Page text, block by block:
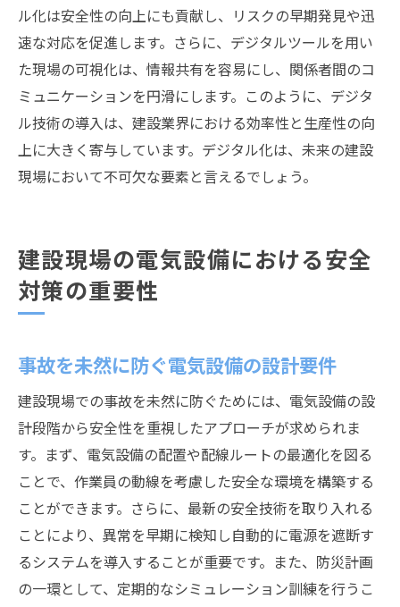
ル化は安全性の向上にも貢献し、リスクの早期発見や迅
速な対応を促進します。さらに、デジタルツールを用い
た現場の可視化は、情報共有を容易にし、関係者間のコ
ミュニケーションを円滑にします。このように、デジタ
ル技術の導入は、建設業界における効率性と生産性の向
上に大きく寄与しています。デジタル化は、未来の建設
現場において不可欠な要素と言えるでしょう。
建設現場の電気設備における安全
対策の重要性
事故を未然に防ぐ電気設備の設計要件
建設現場での事故を未然に防ぐためには、電気設備の設
計段階から安全性を重視したアプローチが求められま
す。まず、電気設備の配置や配線ルートの最適化を図る
ことで、作業員の動線を考慮した安全な環境を構築する
ことができます。さらに、最新の安全技術を取り入れる
ことにより、異常を早期に検知し自動的に電源を遮断す
るシステムを導入することが重要です。また、防災計画
の一環として、定期的なシミュレーション訓練を行うこ